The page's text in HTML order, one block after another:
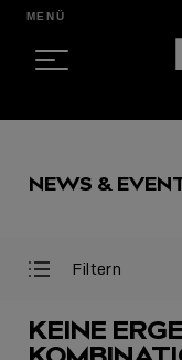
CONTENT
MENÜ
NEWS &
Filter
Filter
Filtern
KEINE